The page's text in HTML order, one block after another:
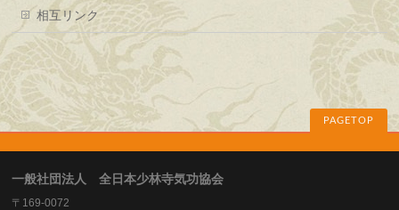
相互リンク
PAGETOP
一般社団法人 全日本少林寺気功協会
〒169-0072